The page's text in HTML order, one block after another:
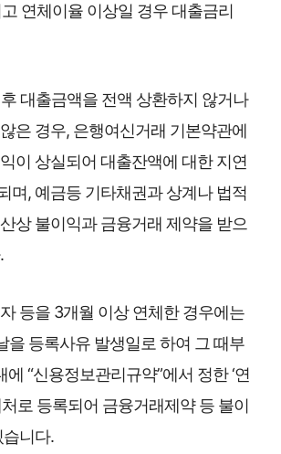
연체이율 이상일 경우 대출금리
대출금액을 전액 상환하지 않거나
은 경우, 은행여신거래 기본약관에
이 상실되어 대출잔액에 대한 지연
며, 예금등 기타채권과 상계나 법적
상 불이익과 금융거래 제약을 받으
등을 3개월 이상 연체한 경우에는
을 등록사유 발생일로 하여 그 때부
“신용정보관리규약”에서 정한 ‘연
처로 등록되어 금융거래제약 등 불이
니다.